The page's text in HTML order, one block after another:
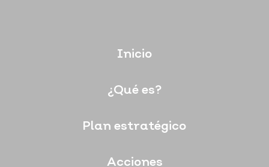
Inicio
¿Qué es?
Plan estratégico
Acciones